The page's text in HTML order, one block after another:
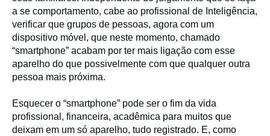
a se comportamento, cabe ao profissional de Inteligência,
verificar que grupos de pessoas, agora com um
dispositivo móvel, que neste momento, chamado
“smartphone” acabam por ter mais ligação com esse
aparelho do que possivelmente com que qualquer outra
pessoa mais próxima.
Esquecer o “smartphone” pode ser o fim da vida
profissional, financeira, acadêmica para muitos que
deixam em um só aparelho, tudo registrado. E, como